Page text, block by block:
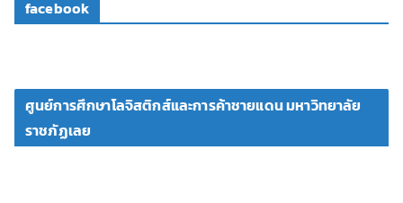
facebook
ศูนย์การศึกษาโลจิสติกส์และการค้าชายแดน มหาวิทยาลัย
ราชภัฏเลย